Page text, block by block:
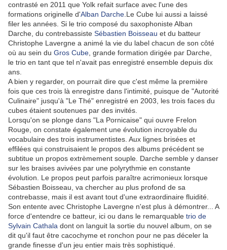
contrasté en 2011 que Yolk refait surface avec l'une des
formations originelle d'Alban Darche .Le Cube lui aussi a laissé
filer les années. Si le trio composé du saxophoniste Alban
Darche, du contrebassiste Sébastien Boisseau et du batteur
Christophe Lavergne a animé la vie du label chacun de son côté
où au sein du Gros Cube , grande formation dirigée par Darche,
le trio en tant que tel n'avait pas enregistré ensemble depuis dix
ans.
A bien y regarder, on pourrait dire que c'est même la première
fois que ces trois là enregistre dans l'intimité, puisque de "Autorité
Culinaire" jusqu'à "Le Thé" enregistré en 2003, les trois faces du
cubes étaient soutenues par des invités.
Lorsqu'on se plonge dans "La Pornicaise" qui ouvre Frelon
Rouge, on constate également une évolution incroyable du
vocabulaire des trois instrumentistes. Aux lignes brisées et
effilées qui construisaient le propos des albums précédent se
subtitue un propos extrèmement souple. Darche semble y danser
sur les braises avivées par une polyrythmie en constante
évolution. Le propos peut parfois paraître acrimonieux lorsque
Sébastien Boisseau, va chercher au plus profond de sa
contrebasse, mais il est avant tout d'une extraordinaire fluidité.
Son entente avec Christophe Lavergne n'est plus à démontrer... A
force d'entendre ce batteur, ici ou dans le remarquable trio de
Sylvain Cathala dont on languit la sortie du nouvel album, on se
dit qu'il faut être cacochyme et ronchon pour ne pas déceler la
grande finesse d'un jeu entier mais très sophistiqué.